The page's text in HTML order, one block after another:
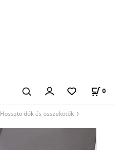
0
Hossztoldók és összekötők